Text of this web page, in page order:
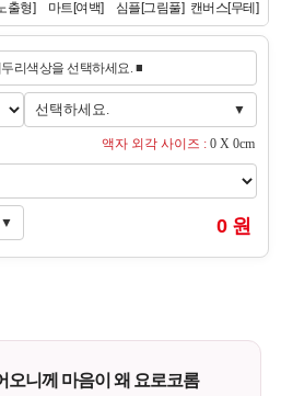
리색상을 선택하세요. ■
선택하세요. ▼
액자 외각 사이즈 : 0 X 0cm
▼ 0 원
오니께 마음이 왜 요로코롬